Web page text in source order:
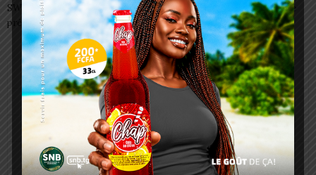
SWEDD+ Togo / ECOLE DE LA CHANCE : les maitres-artisans se
préparent à transmettre
août 2026
M M J V S D
1 2
5
10 11 12 13 14 15 16